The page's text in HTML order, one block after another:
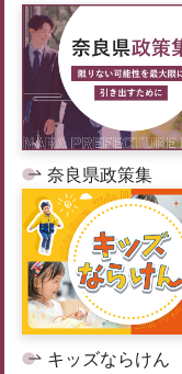
奈良県政策集
キッズならけん